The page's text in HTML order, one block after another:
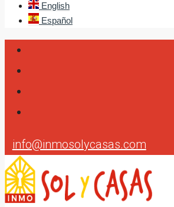
English
Español
info@inmosolycasas.com